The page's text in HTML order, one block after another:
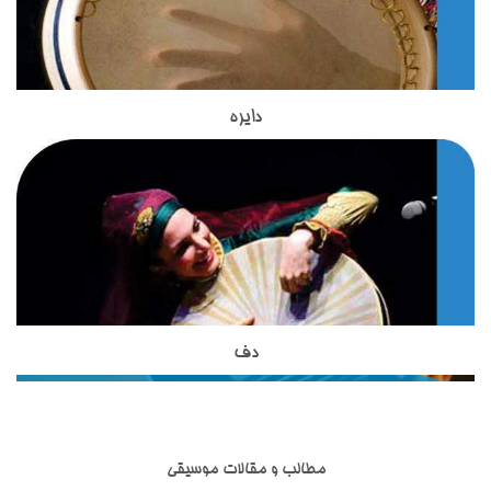
پنج تار) داشت. غلامحسین درویش یا درویش خان سیم ششمی به
آن افزود که همچنان به کار می‌رود. از بهترین نوازنده های تار در عصر
امروز ما استاد حسین علیزاده هستند. استاد مظاهری مدرس ساز تار
در آموزشگاه موسیقی تاج بخش هستند.استاد مظاهری تحصیلات
خود را در زمینه موسیقی گذرانده اند و با بیش از 18 سال سابقه
حساب می آیند.استاد مظاهری از شاگردان آقای ظریف بوده واز
بهترین شاگردان ایشان محسوب می شوند. استاد شاکری از دیگر
اساتید آموزشگاه موسیقی تاج بخش برای تدریس ساز تار و سه تار
به هنرجویان هستند. ساز تخصصی ایشان تار و سه تار است و
تحصیلات خود را در زمینه موسیقی ایرانی،آموزش موسیقی به
کودکان و گرافیک دنبال نموده اند.
ساز دایره یکی از ساز های کوبه ای اصیل ایرانی است که در
آموزشگاه موسیقی تاج بخش تدریس می شود.این ساز بسیار شبیه
شود با دف تفاوت هایی دارد.دایره از دف کوچکتر است و تعداد زنجیر
هایی که به آن وصل شده است از دف بسیار کمتر است. نواختن ساز
دایره در کشورهای آسیایی نظیر ایران, افغانستان , تاجیکستان و ...
دایره
ساز دف یکی از ساز های کوبه ای در موسیقی ایرانی است که از
مختلفی ساخته شده اند.ساز دف از ساز های کوبه ای با قدمت ایرانی
دف
مطالب و مقالات موسیقی